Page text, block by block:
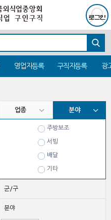
영업자등록 구직자등록 광
업종 분야
주방보조
서빙
배달
기타
군/구
분야